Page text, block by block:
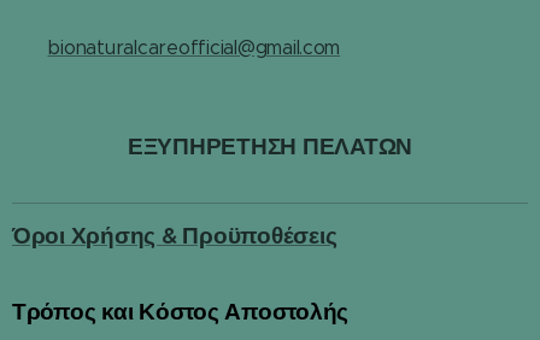
bionaturalcareofficial@gmail.com
ΕΞΥΠΗΡΕΤΗΣΗ ΠΕΛΑΤΩΝ
Όροι Χρήσης & Προϋποθέσεις
Τρόπος και Κόστος Αποστολής